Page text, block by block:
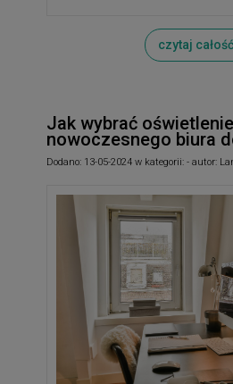
czytaj
Jak wybrać
nowoczesnego biura
Dodano: 13-05-2024 w kategorii: - autor: